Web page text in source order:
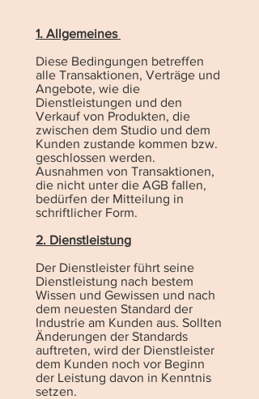
1. Allgemeines
Diese Bedingungen betreffen
alle Transaktionen, Verträge und
Angebote, wie die
Dienstleistungen und den
Verkauf von Produkten, die
zwischen dem Studio und dem
Kunden zustande kommen bzw.
geschlossen werden.
Ausnahmen von Transaktionen,
die nicht unter die AGB fallen,
bedürfen der Mitteilung in
schriftlicher Form.
2. Dienstleistung
Der Dienstleister führt seine
Dienstleistung nach bestem
Wissen und Gewissen und nach
dem neuesten Standard der
Industrie am Kunden aus. Sollten
Änderungen der Standards
auftreten, wird der Dienstleister
dem Kunden noch vor Beginn
der Leistung davon in Kenntnis
setzen.